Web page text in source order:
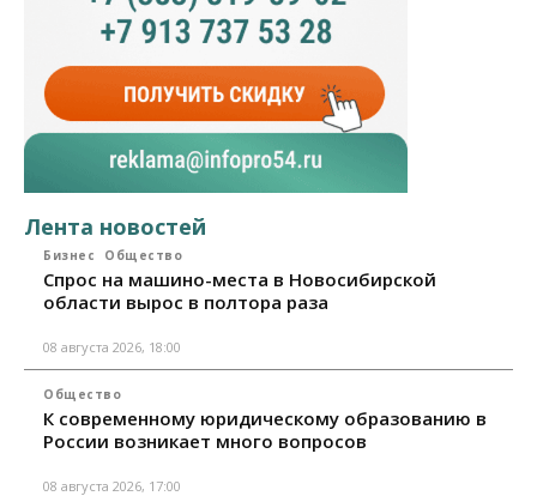
Лента новостей
Бизнес Общество
Спрос на машино-места в Новосибирской
области вырос в полтора раза
08 августа 2026, 18:00
Общество
К современному юридическому образованию в
России возникает много вопросов
08 августа 2026, 17:00